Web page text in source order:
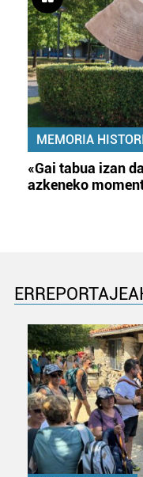
MEMORIA
«Gai tabua izan
azkeneko